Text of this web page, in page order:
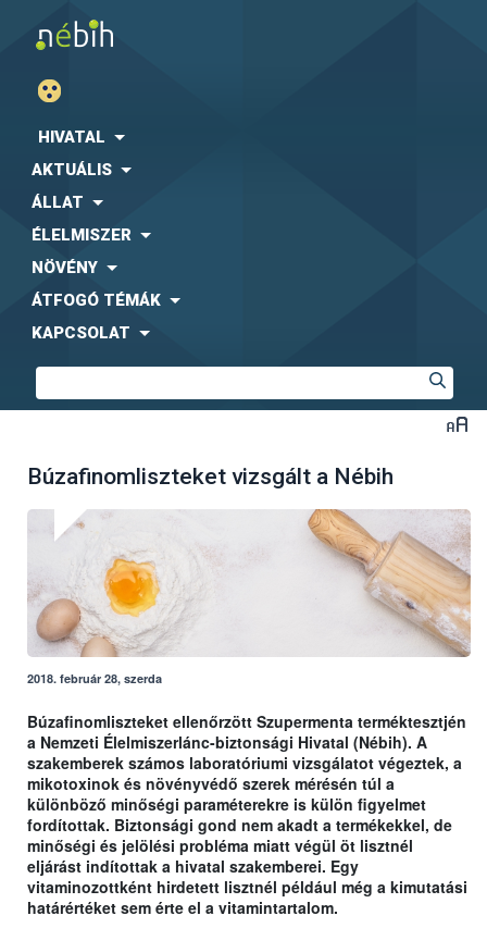
HIVATAL
AKTUÁLIS
ÁLLAT
ÉLELMISZER
NÖVÉNY
ÁTFOGÓ TÉMÁK
KAPCSOLAT
Búzafinomliszteket vizsgált a Nébih
2018. február 28, szerda
Búzafinomliszteket ellenőrzött Szupermenta terméktesztjén
a Nemzeti Élelmiszerlánc-biztonsági Hivatal (Nébih). A
szakemberek számos laboratóriumi vizsgálatot végeztek, a
mikotoxinok és növényvédő szerek mérésén túl a
különböző minőségi paraméterekre is külön figyelmet
fordítottak. Biztonsági gond nem akadt a termékekkel, de
minőségi és jelölési probléma miatt végül öt lisztnél
eljárást indítottak a hivatal szakemberei. Egy
vitaminozottként hirdetett lisztnél például még a kimutatási
határértéket sem érte el a vitamintartalom.